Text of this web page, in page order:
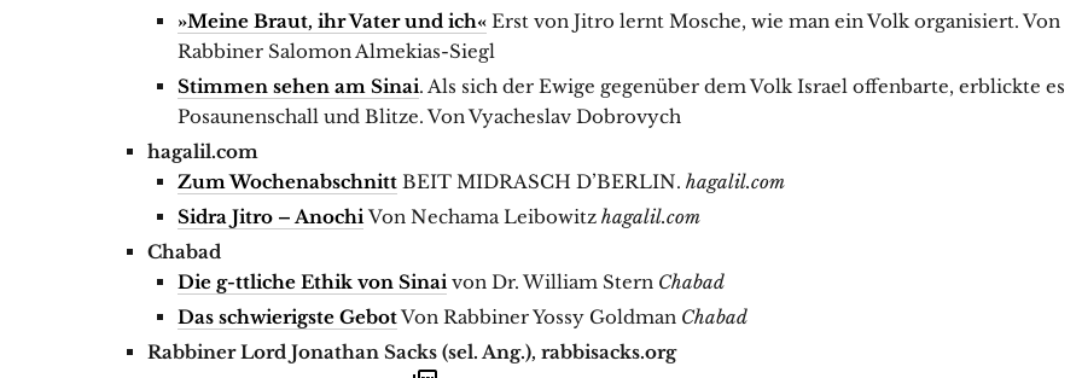
»Meine Braut, ihr Vater und ich« Erst von Jitro lernt Mosche, wie man ein Volk organisiert. Von
Rabbiner Salomon Almekias-Siegl
Stimmen sehen am Sinai. Als sich der Ewige gegenüber dem Volk Israel offenbarte, erblickte es
Posaunenschall und Blitze. Von Vyacheslav Dobrovych
hagalil.com
Zum Wochenabschnitt BEIT MIDRASCH D’BERLIN. hagalil.com
Sidra Jitro – AnochiVon Nechama Leibowitz hagalil.com
Chabad
Die g-ttliche Ethik von Sinaivon Dr. William Stern Chabad
Das schwierigste GebotVon Rabbiner Yossy Goldman Chabad
Rabbiner Lord Jonathan Sacks (sel. Ang.), rabbisacks.org